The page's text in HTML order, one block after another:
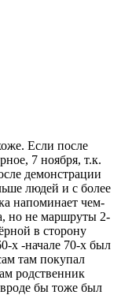
Если после
7 ноября, т.к.
демонстрации
людей и с более
напоминает чем-
но не маршруты 2-
в сторону
х -начале 70-х был
там покупал
родственник
бы тоже был